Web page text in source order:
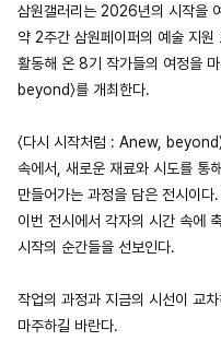
삼원갤러리는 2026년의 시작을
약 2주간 삼원페이퍼의 예술 지원
활동해 온 8기 작가들의 여정을
beyond〉를 개최한다.
〈다시 시작처럼 : Anew, beyond
속에서, 새로운 재료와 시도를 통
만들어가는 과정을 담은 전시이
이번 전시에서 각자의 시간 속에
시작의 순간들을 선보인다.
작업의 과정과 지금의 시선이 교
마주하길 바란다.